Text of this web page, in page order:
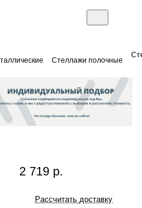
Стеллажи полочные
2 719 р.
Рассчитать доставку